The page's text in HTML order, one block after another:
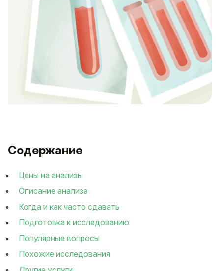
Содержание
Цены на анализы
Описание анализа
Когда и как часто сдавать
Подготовка к исследованию
Популярные вопросы
Похожие исследования